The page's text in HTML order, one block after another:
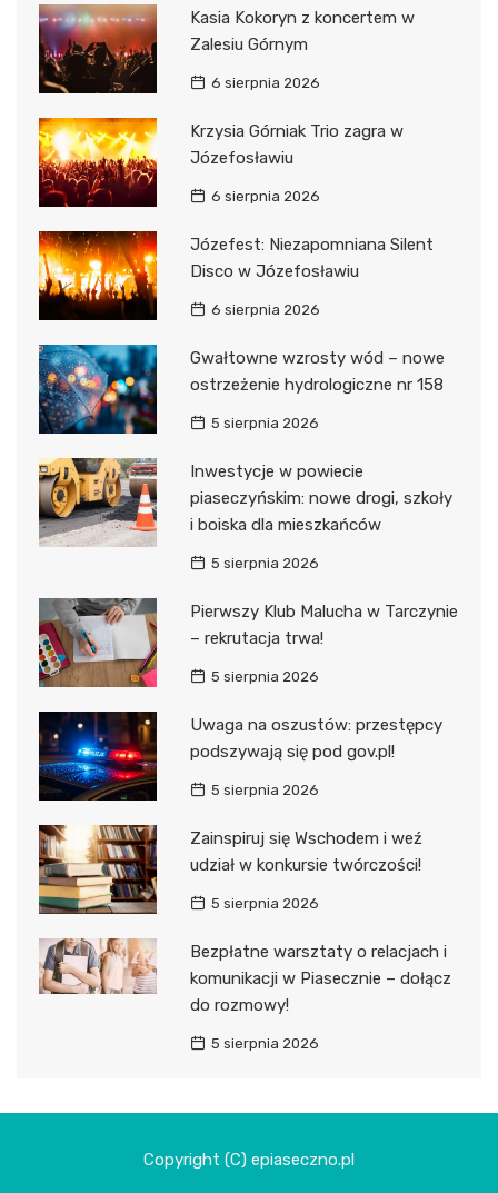
Kasia Kokoryn z koncertem w
Zalesiu Górnym
6 sierpnia 2026
Krzysia Górniak Trio zagra w
Józefosławiu
6 sierpnia 2026
Józefest: Niezapomniana Silent
Disco w Józefosławiu
6 sierpnia 2026
Gwałtowne wzrosty wód – nowe
ostrzeżenie hydrologiczne nr 158
5 sierpnia 2026
Inwestycje w powiecie
piaseczyńskim: nowe drogi, szkoły
i boiska dla mieszkańców
5 sierpnia 2026
Pierwszy Klub Malucha w Tarczynie
– rekrutacja trwa!
5 sierpnia 2026
Uwaga na oszustów: przestępcy
podszywają się pod gov.pl!
5 sierpnia 2026
Zainspiruj się Wschodem i weź
udział w konkursie twórczości!
5 sierpnia 2026
Bezpłatne warsztaty o relacjach i
komunikacji w Piasecznie – dołącz
do rozmowy!
5 sierpnia 2026
Copyright (C) epiaseczno.pl